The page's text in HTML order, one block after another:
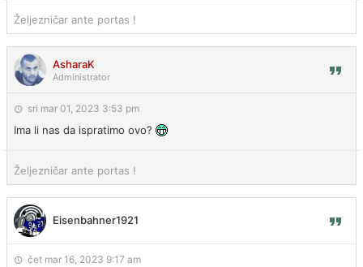
Željezničar ante portas !
AsharaK
Administrator
sri mar 01, 2023 3:53 pm
Ima li nas da ispratimo ovo?
Željezničar ante portas !
Eisenbahner1921
čet mar 16, 2023 9:17 am